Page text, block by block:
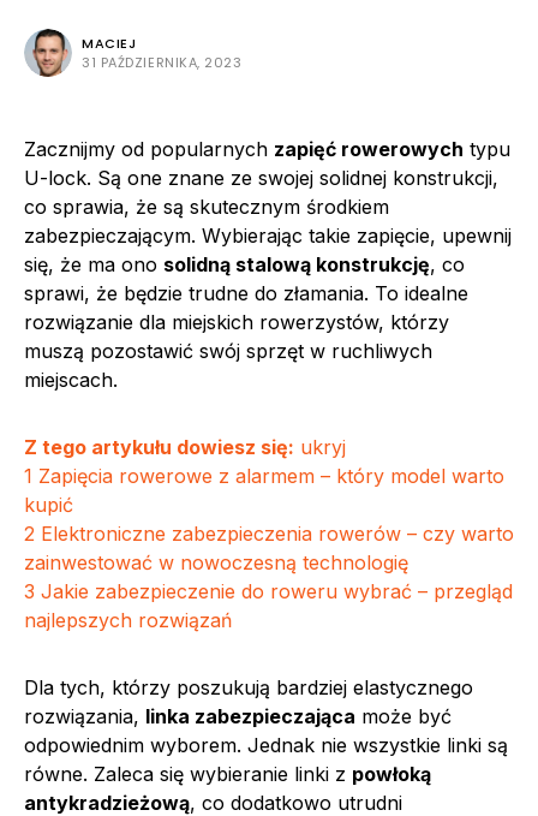
MACIEJ
31 PAŹDZIERNIKA, 2023
Zacznijmy od popularnych zapięć rowerowych typu
U-lock. Są one znane ze swojej solidnej konstrukcji,
co sprawia, że są skutecznym środkiem
zabezpieczającym. Wybierając takie zapięcie, upewnij
się, że ma ono solidną stalową konstrukcję, co
sprawi, że będzie trudne do złamania. To idealne
rozwiązanie dla miejskich rowerzystów, którzy
muszą pozostawić swój sprzęt w ruchliwych
miejscach.
Z tego artykułu dowiesz się: ukryj
1 Zapięcia rowerowe z alarmem – który model warto
kupić
2 Elektroniczne zabezpieczenia rowerów – czy warto
zainwestować w nowoczesną technologię
3 Jakie zabezpieczenie do roweru wybrać – przegląd
najlepszych rozwiązań
Dla tych, którzy poszukują bardziej elastycznego
rozwiązania, linka zabezpieczająca może być
odpowiednim wyborem. Jednak nie wszystkie linki są
równe. Zaleca się wybieranie linki z powłoką
antykradzieżową, co dodatkowo utrudni